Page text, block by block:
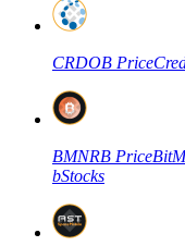
USDC фьючерсы
Фьючерсы с
обеспечения
CRDOB Price
BMNRB Price
bStocks